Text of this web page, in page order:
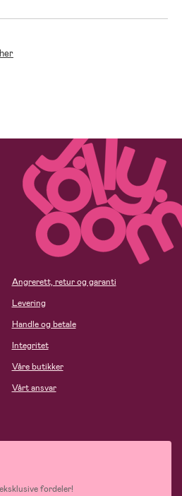
Angrerett, retur og garanti
Levering
Handle og betale
Integritet
Våre butikker
Vårt ansvar
fordeler!